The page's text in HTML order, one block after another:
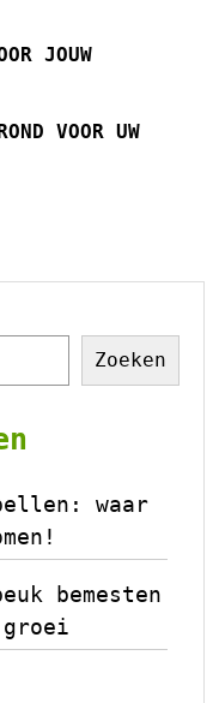
JOUW
VOOR UW
Zoeken
waar
bemesten